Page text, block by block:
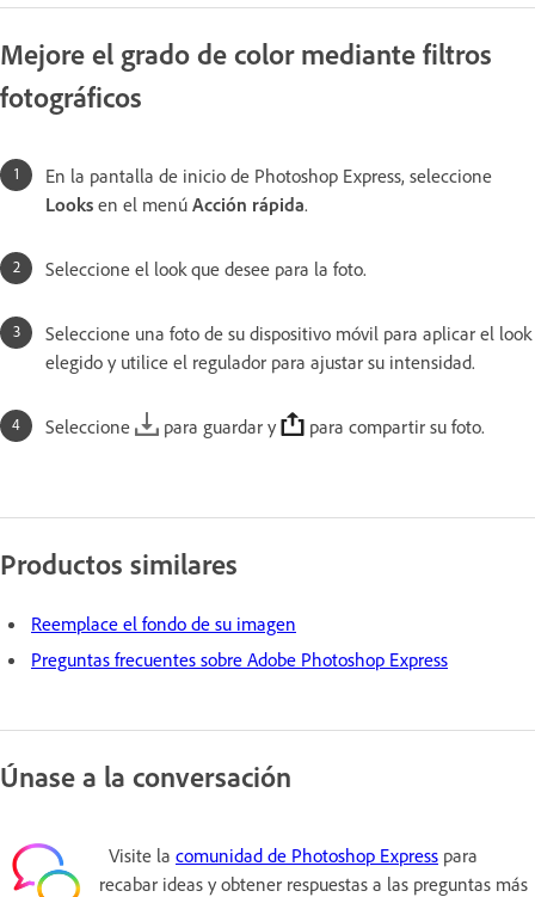
Mejore el grado de color mediante filtros
fotográficos
En la pantalla de inicio de Photoshop Express, seleccione
Looks en el menú Acción rápida.
Seleccione el look que desee para la foto.
Seleccione una foto de su dispositivo móvil para aplicar el look
elegido y utilice el regulador para ajustar su intensidad.
Seleccione para guardar y para compartir su foto.
Productos similares
Reemplace el fondo de su imagen
Preguntas frecuentes sobre Adobe Photoshop Express
Únase a la conversación
Visite la comunidad de Photoshop Express para
recabar ideas y obtener respuestas a las preguntas más